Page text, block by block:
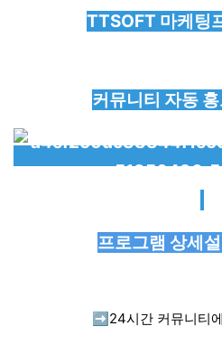
TTSOFT 마케팅
커뮤니티 자동
프로그램 상세
➡️ 24시간 커뮤니티